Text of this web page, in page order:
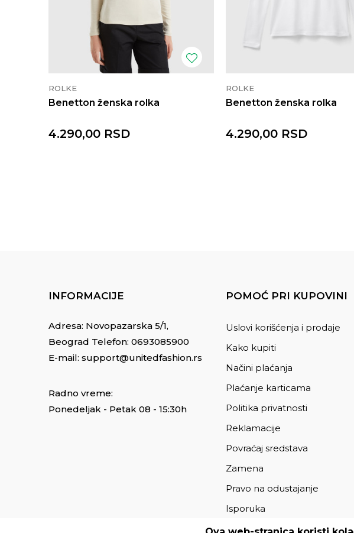
ROLKE
Benetton ženska rolka
4.290,00 RSD
ROLKE
Benetton ženska rolka
4.290,00 RSD
INFORMACIJE
Adresa: Novopazarska 5/1,
Beograd Telefon: 0693085900
E-mail: support@unitedfashion.rs
Radno vreme:
Ponedeljak - Petak 08 - 15:30h
POMOĆ PRI KUPOVINI
Uslovi korišćenja i prodaje
Kako kupiti
Načini plaćanja
Plaćanje karticama
Politika privatnosti
Reklamacije
Povraćaj sredstava
Zamena
Pravo na odustajanje
Isporuka